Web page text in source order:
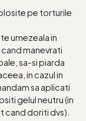
pe torturile
umezeala in
manevrati
sa-si piarda
in cazul in
sa aplicati
gelul neutru (in
cand doriti dvs).